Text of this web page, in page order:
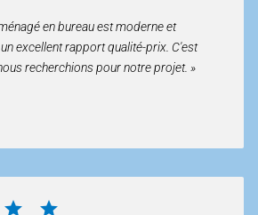
en bureau est moderne et
excellent rapport qualité-prix. C'est
recherchions pour notre projet. »